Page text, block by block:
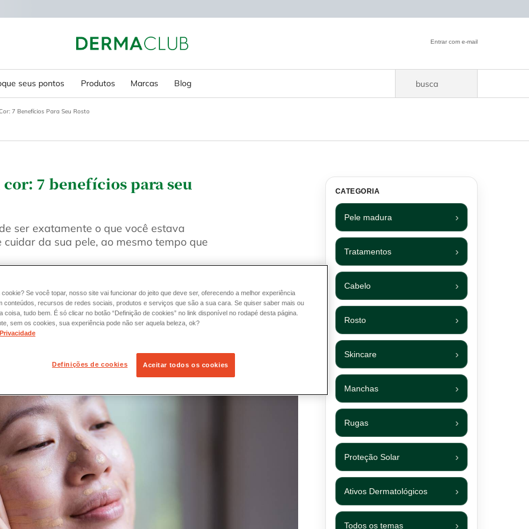
Entrar com e-mail
seus pontos Produtos Marcas Blog busca
7 Benefícios Para Seu Rosto
7 benefícios para seu
ser exatamente o que você estava
da sua pele, ao mesmo tempo que
CATEGORIA
Pele madura
Tratamentos
Cabelo
Rosto
Skincare
Manchas
Rugas
Proteção Solar
Ativos Dermatológicos
Todos os temas
cookie? Se você topar, nosso site vai funcionar do jeito que deve ser, oferecendo a melhor experiência
conteúdos, recursos de redes sociais, produtos e serviços que são a sua cara. Se quiser saber mais ou
coisa, tudo bem. É só clicar no botão “Definição de cookies” no link disponível no rodapé desta página.
sem os cookies, sua experiência pode não ser aquela beleza, ok?
Definições de cookies Aceitar todos os cookies